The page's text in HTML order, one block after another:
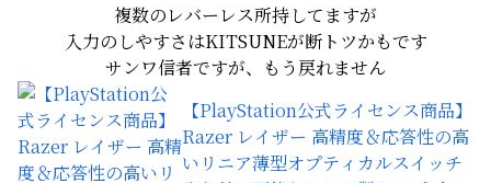
複数のレバーレス所持してますが
入力のしやすさはKITSUNEが断トツかもです
サンワ信者ですが、もう戻れません
【PlayStation公式ライセンス商品】
Razer レイザー 高精度＆応答性の高
いリニア薄型オプティカルスイッチ